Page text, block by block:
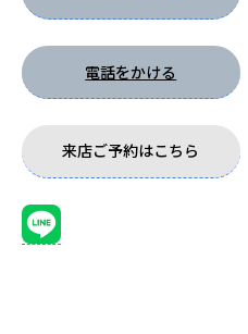
電話をかける
来店ご予約はこちら